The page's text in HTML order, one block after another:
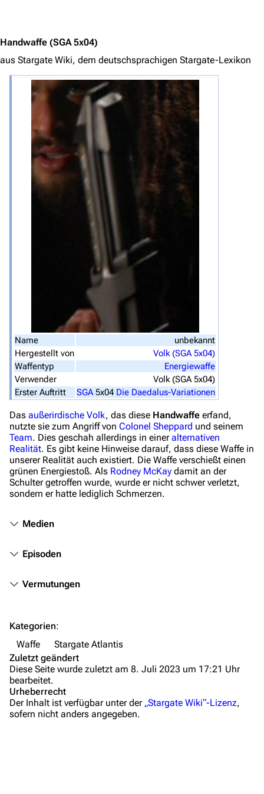
3639 2133 346.366
Navigation
Hauptseite
Von A bis Z
Zufälliger Artikel
Spezialseiten
Datei hochladen
Filme und Serien
Überblick
Stargate SG-1
Stargate Atlantis
Stargate Origins
Stargate Infinity
Stargate-Romane
Filme
Das Stargate-Universum
Fanprojekte
Kommerzielles
Hilfe
Handwaffe (SGA 5x04)
aus Stargate Wiki, dem deutschsprachigen Stargate-Lexikon
Name
unbekannt
Hergestellt von
Volk (SGA 5x04)
Waffentyp
Energiewaffe
Verwender
Volk (SGA 5x04)
Erster Auftritt
SGA 5x04 Die Daedalus-Variationen
Das außerirdische Volk, das diese Handwaffe erfand,
nutzte sie zum Angriff von Colonel Sheppard und seinem
Team. Dies geschah allerdings in eineralternativen
Realität. Es gibt keine Hinweise darauf, dass diese Waffe in
unserer Realität auch existiert. Die Waffe verschießt einen
grünen Energiestoß. Als Rodney McKay damit an der
Schulter getroffen wurde, wurde er nicht schwer verletzt,
sondern er hatte lediglich Schmerzen.
Medien
Episoden
Vermutungen
Kategorien:
Waffe
Stargate Atlantis
Zuletzt geändert
Diese Seite wurde zuletzt am 8. Juli 2023 um 17:21 Uhr
bearbeitet.
Urheberrecht
Der Inhalt ist verfügbar unter der „Stargate Wiki“-Lizenz,
sofern nicht anders angegeben.